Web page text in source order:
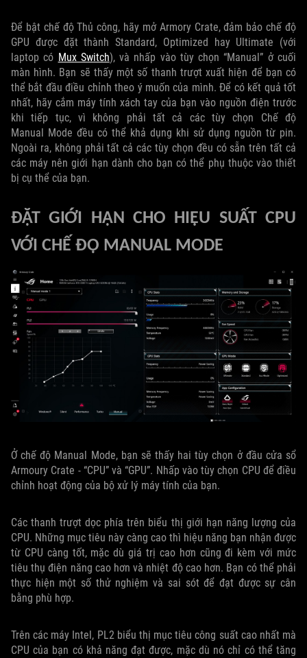
Để bật chế độ Thủ công, hãy mở Armory Crate, đảm bảo chế độ
GPU được đặt thành Standard, Optimized hay Ultimate (với
laptop có Mux Switch), và nhấp vào tùy chọn “Manual” ở cuối
màn hình. Bạn sẽ thấy một số thanh trượt xuất hiện để bạn có
thể bắt đầu điều chỉnh theo ý muốn của mình. Để có kết quả tốt
nhất, hãy cắm máy tính xách tay của bạn vào nguồn điện trước
khi tiếp tục, vì không phải tất cả các tùy chọn Chế độ
Manual Mode đều có thể khả dụng khi sử dụng nguồn từ pin.
Ngoài ra, không phải tất cả các tùy chọn đều có sẵn trên tất cả
các máy nên giới hạn dành cho bạn có thể phụ thuộc vào thiết
bị cụ thể của bạn.
ĐẶT GIỚI HẠN CHO HIỆU SUẤT CPU
VỚI CHẾ ĐỘ MANUAL MODE
Ở chế độ Manual Mode, bạn sẽ thấy hai tùy chọn ở đầu cửa sổ
Armoury Crate - “CPU” và “GPU”. Nhấp vào tùy chọn CPU để điều
chỉnh hoạt động của bộ xử lý máy tính của bạn.
Các thanh trượt dọc phía trên biểu thị giới hạn năng lượng của
CPU. Những mục tiêu này càng cao thì hiệu năng bạn nhận được
từ CPU càng tốt, mặc dù giá trị cao hơn cũng đi kèm với mức
tiêu thụ điện năng cao hơn và nhiệt độ cao hơn. Bạn có thể phải
thực hiện một số thử nghiệm và sai sót để đạt được sự cân
bằng phù hợp.
Trên các máy Intel, PL2 biểu thị mục tiêu công suất cao nhất mà
CPU của bạn có khả năng đạt được, mặc dù nó chỉ có thể tăng